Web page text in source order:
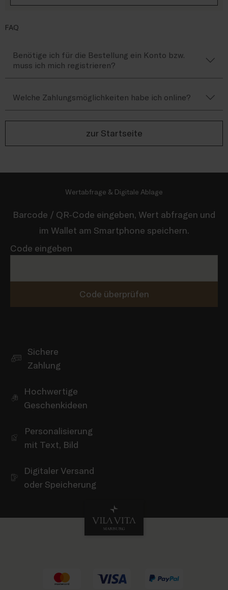
FAQ
Benötige ich für die Bestellung ein Konto bzw.
muss ich mich registrieren?
Welche Zahlungsmöglichkeiten habe ich online?
zur Startseite
Wertabfrage & Digitale Ablage
Barcode / QR-Code eingeben, Wert abfragen und
im Wallet am Smartphone speichern.
Code eingeben
Code überprüfen
Sichere
Zahlung
Hochwertige
Geschenkideen
Personalisierung
mit Text, Bild
Digitaler Versand
oder Speicherung